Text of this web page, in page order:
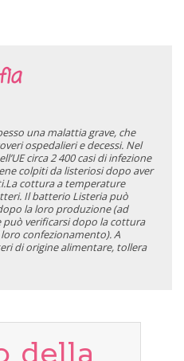
una malattia grave, che
ospedalieri e decessi. Nel
circa 2 400 casi di infezione
colpiti da listeriosi dopo aver
cottura a temperature
Il batterio Listeria può
la loro produzione (ad
verificarsi dopo la cottura
confezionamento). A
di origine alimentare, tollera